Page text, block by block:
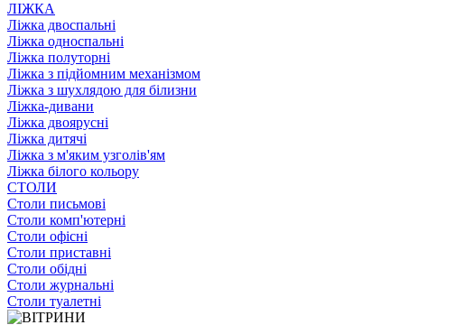
ЛІЖКА
Ліжка двоспальні
Ліжка односпальні
Ліжка полуторні
Ліжка з підйомним механізмом
Ліжка з шухлядою для білизни
Ліжка-дивани
Ліжка двоярусні
Ліжка дитячі
Ліжка з м'яким узголів'ям
Ліжка білого кольору
СТОЛИ
Столи письмові
Столи комп'ютерні
Столи офісні
Столи приставні
Столи обідні
Столи журнальні
Столи туалетні